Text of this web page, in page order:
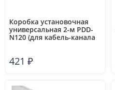
Коробка установочная
универсальная 2-м PDD-
N120 (для кабель-канала
421 ₽